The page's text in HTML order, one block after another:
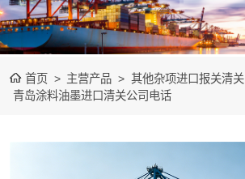
首页 > 主营产品 > 其他杂项进口报关清关
青岛涂料油墨进口清关公司电话
清关
农副产品进口报
关清关
水产冻品进口报
关
化妆品进口报关